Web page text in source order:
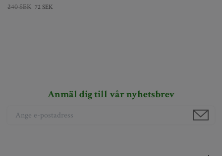
240 SEK 72 SEK
Anmäl dig till vår nyhetsbrev